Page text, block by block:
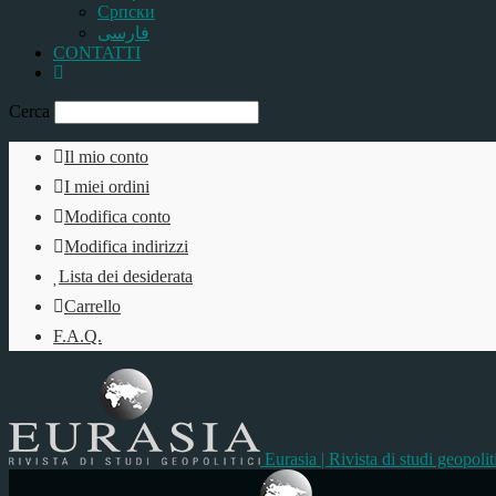
Српски
فارسی
CONTATTI
Cerca
Il mio conto
I miei ordini
Modifica conto
Modifica indirizzi
Lista dei desiderata
Carrello
F.A.Q.
Eurasia | Rivista di studi